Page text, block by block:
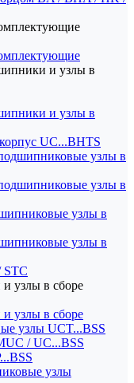
и узлы в
и узлы в
UC...BHTS
узлы в
узлы в
узлы в
узлы в
STC
узлы в сборе
узлы в сборе
узлы UCT...BSS
/ UC...BSS
узлы